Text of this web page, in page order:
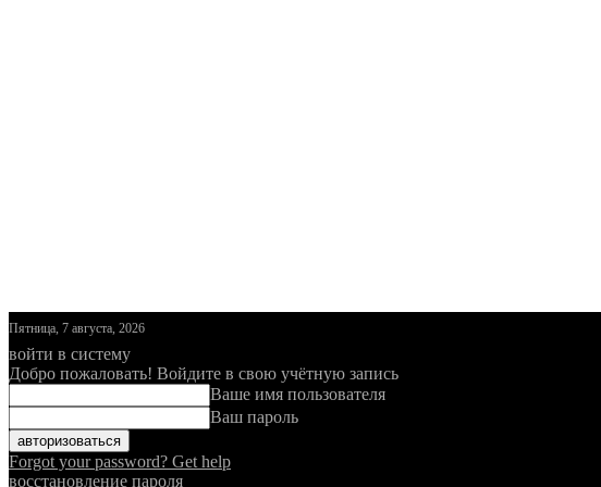
Пятница, 7 августа, 2026
войти в систему
Добро пожаловать! Войдите в свою учётную запись
Ваше имя пользователя
Ваш пароль
Forgot your password? Get help
восстановление пароля